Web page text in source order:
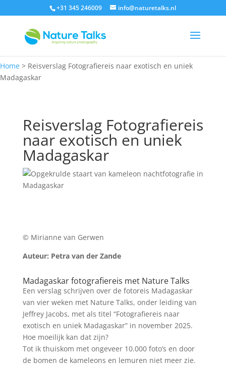
+31 345 246009 info@naturetalks.nl
Home > Reisverslag Fotografiereis naar exotisch en uniek
Madagaskar
Reisverslag Fotografiereis
naar exotisch en uniek
Madagaskar
© Mirianne van Gerwen
Auteur: Petra van der Zande
Madagaskar fotografiereis met Nature Talks
Een verslag schrijven over de fotoreis Madagaskar
van vier weken met Nature Talks, onder leiding van
Jeffrey Jacobs, met als titel “Fotografiereis naar
exotisch en uniek Madagaskar” in november 2025.
Hoe moeilijk kan dat zijn?
Tot ik thuiskom met ongeveer 10.000 foto’s en door
de bomen de kameleons en lemuren niet meer zie.